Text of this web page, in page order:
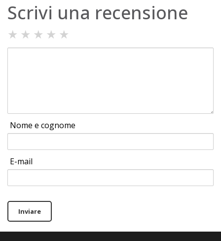
Scrivi una recensione
★ ★ ★ ★ ★
Nome e cognome
E-mail
Inviare